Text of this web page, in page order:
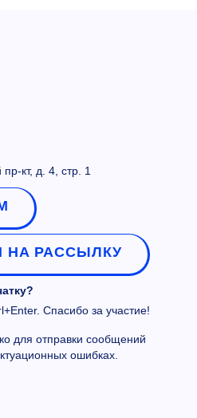
кт, д. 4, стр. 1
НА РАССЫЛКУ
Спасибо за участие!
для отправки сообщений
ошибках.